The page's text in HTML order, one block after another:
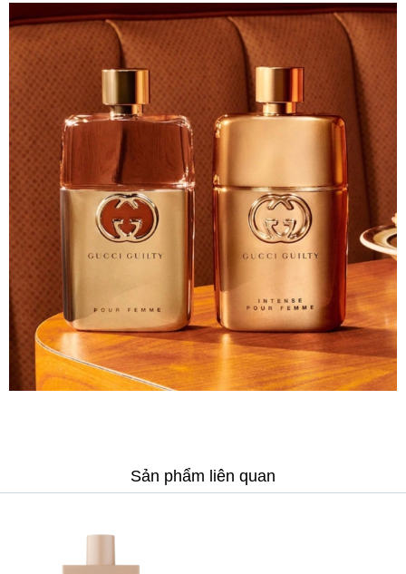
Sản phẩm liên quan